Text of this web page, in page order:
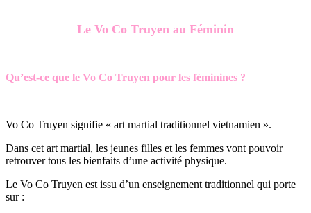
Le Vo Co Truyen au Féminin
Qu’est-ce que le Vo Co Truyen pour les féminines ?
Vo Co Truyen signifie « art martial traditionnel vietnamien ».
Dans cet art martial, les jeunes filles et les femmes vont pouvoir
retrouver tous les bienfaits d’une activité physique.
Le Vo Co Truyen est issu d’un enseignement traditionnel qui porte
sur :